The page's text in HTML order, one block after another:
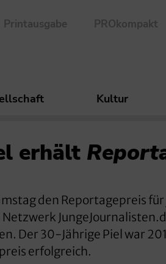
Printausgabe PROkompakt
Kultur
erhält
den Reportagepreis
Netzwerk
Der 30-Jährige Piel war
erfolgreich.